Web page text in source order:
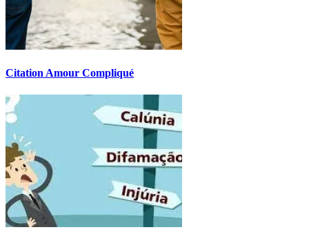
Citation Amour Compliqué